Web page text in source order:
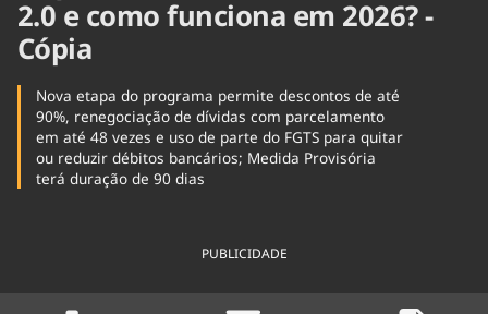
2.0 e como funciona em 2026? -
Cópia
Nova etapa do programa permite descontos de até
90%, renegociação de dívidas com parcelamento
em até 48 vezes e uso de parte do FGTS para quitar
ou reduzir débitos bancários; Medida Provisória
terá duração de 90 dias
PUBLICIDADE